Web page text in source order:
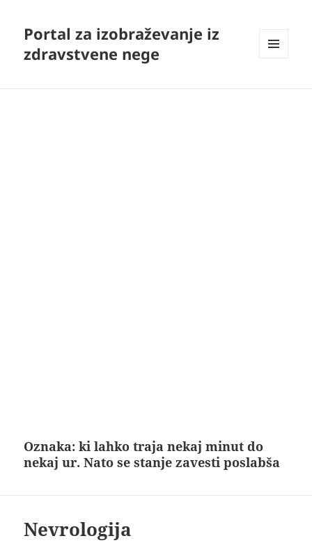
Portal za izobraževanje iz
zdravstvene nege
Oznaka:ki lahko traja nekaj minut do
nekaj ur. Nato se stanje zavesti poslabša
Nevrologija